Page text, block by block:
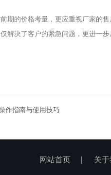
的价格考量，更应重视厂家的售
决了客户的紧急问题，更进一步
作指南与使用技巧
网站首页 关